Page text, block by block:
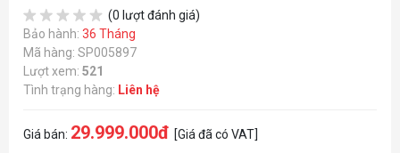
(0 lượt đánh giá)
Bảo hành: 36 Tháng
Mã hàng: SP005897
Lượt xem: 521
Tình trạng hàng: Liên hệ
Giá bán: 29.999.000đ [Giá đã có VAT]